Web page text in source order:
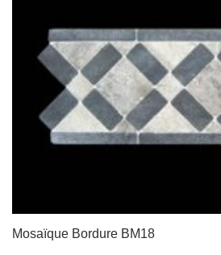
Mosaïque Bordure BM18